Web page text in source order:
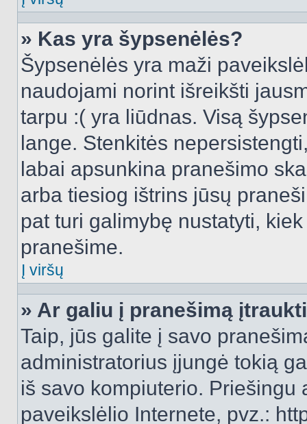
» Kas yra šypsenėlės?
Šypsenėlės yra maži
naudojami norint išreikšti
tarpu :( yra liūdnas. Visą
lange. Stenkitės
labai apsunkina pranešimo
arba tiesiog ištrins jūsų
pat turi galimybę nustatyti,
pranešime.
Į viršų
» Ar galiu į pranešimą
Taip, jūs galite į savo
administratorius įjungė tokią
iš savo kompiuterio.
paveikslėlio Internete, pvz.: